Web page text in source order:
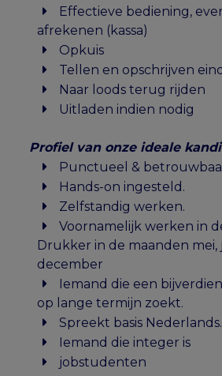
Effectieve bediening,
afrekenen (kassa)
Opkuis
Tellen en opschrijven
Naar loods terug rijden
Uitladen indien nodig
Profiel van onze ideale
Punctueel &
Hands-on ingesteld.
Zelfstandig werken.
Voornamelijk werken in
Drukker in de maanden mei,
december
Iemand die een
op lange termijn zoekt.
Spreekt basis Nederlands.
Iemand die integer is
jobstudenten